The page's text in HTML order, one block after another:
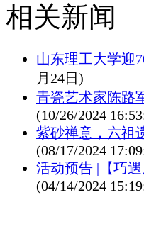
相关新闻
山东理工大学迎
月24日)
青瓷艺术家陈路
(10/26/2024
紫砂禅意，六
(08/17/2024
活动预告 |【巧
(04/14/2024